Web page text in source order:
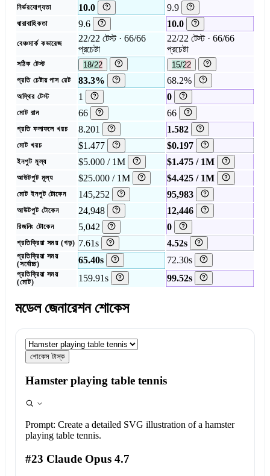
নির্ভরযোগ্যতা 10.0 9.9
ধারাবাহিকতা 9.6 10.0
বেঞ্চমার্ক কভারেজ
22/22 টেস্ট · 66/66
প্রচেষ্টা
22/22 টেস্ট · 66/66
প্রচেষ্টা
সঠিক টেস্ট 18/22 15/22
প্রতি চেষ্টায় পাস রেট 83.3% 68.2%
অস্থির টেস্ট 1 0
মোট রান 66 66
প্রতি ফলাফলে খরচ 8.201 1.582
মোট খরচ $1.477 $0.197
ইনপুট মূল্য $5.000 / 1M $1.475 / 1M
আউটপুট মূল্য $25.000 / 1M $4.425 / 1M
মোট ইনপুট টোকেন 145,252 95,983
আউটপুট টোকেন 24,948 12,446
রিজনিং টোকেন 5,042 0
প্রতিক্রিয়া সময় (গড়) 7.61s 4.52s
প্রতিক্রিয়া সময়
(সর্বোচ্চ)
65.40s 72.30s
প্রতিক্রিয়া সময়
(মোট)
159.91s 99.52s
মডেল জেনারেশন শোকেস
শোকেস টাস্ক
Hamster playing table tennis
Prompt: Create a detailed SVG illustration of a hamster
playing table tennis.
#23 Claude Opus 4.7